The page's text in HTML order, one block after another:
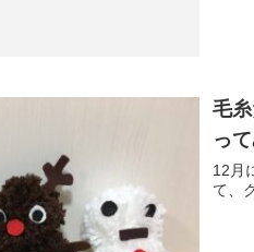
毛
っ
12月
て、